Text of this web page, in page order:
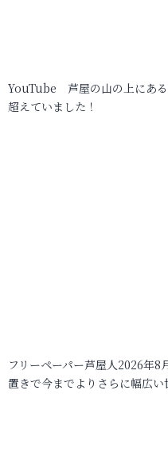
YouTube 芦屋の山の上にある
超えていました！
フリーペーパー芦屋人2026年
置きで今までよりさらに幅広